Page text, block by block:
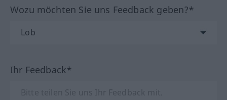
Wozu möchten Sie uns Feedback geben?*
Ihr Feedback*